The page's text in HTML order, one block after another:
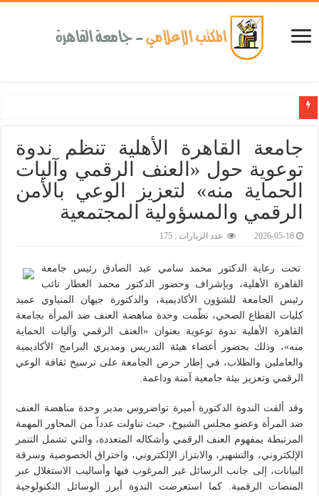
جامعة القاهرة الأهلية تنظم ندوة
توعوية حول «العنف الرقمي وآليات
الحماية منه» لتعزيز الوعي بالأمن
الرقمي والمسؤولية المجتمعية
2026-05-18 عدد الزيارات : 175
تحت رعاية الدكتور محمد سامي عبد الصادق رئيس جامعة
القاهرة الأهلية، وبإشراف وحضور الدكتور محمد العطار نائب
رئيس الجامعة للشؤون الأكاديمية، والدكتورة جيهان المنياوي عميد
كليات القطاع الصحي، نظّمت وحدة مناهضة العنف ضد المرأة بجامعة
القاهرة الأهلية ندوة توعوية بعنوان «العنف الرقمي وآليات الحماية
منه»، وذلك بحضور أعضاء هيئة التدريس ومديري البرامج الأكاديمية
والعاملين والطلاب، في إطار حرص الجامعة على ترسيخ ثقافة الوعي
الرقمي وتعزيز بيئة جامعية آمنة وداعمة.
وقد ألقت الندوة الدكتورة أميرة تواضروس مدير وحدة مناهضة العنف
ضد المرأة وعضو مجلس الشيوخ، حيث تناولت عدداً من المحاور المهمة
المرتبطة بمفهوم العنف الرقمي وأشكاله المتعددة، والتي تشمل التنمر
الإلكتروني، والتشهير، والابتزاز الإلكتروني، واختراق الخصوصية وسرقة
البيانات، إلى جانب الرسائل غير المرغوب فيها وأساليب الاستغلال عبر
المنصات الرقمية. كما استعرضت الندوة أبرز الوسائل التكنولوجية